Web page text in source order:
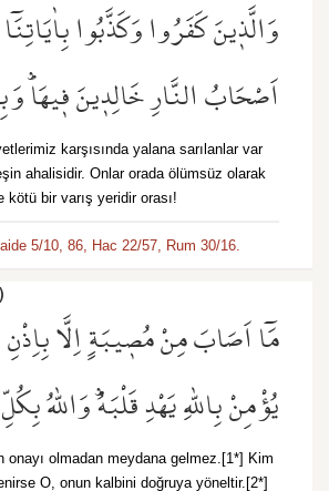
وَالَّذ۪ينَ كَفَرُوا وَكَذَّبُوا
اَصْحَابُ النَّارِ خَالِد۪ينَ ف۪يهَاۜ
karşısında yalana sarılanlar var
ahalisidir. Onlar orada ölümsüz olarak
kötü bir varış yeridir orası!
5/10, 86, Hac 22/57, Rum 30/16.
مَٓا اَصَابَ مِنْ مُص۪يبَةٍ اِلَّا بِاِذْنِ
يُؤْمِنْ بِاللّٰهِ يَهْدِ قَلْبَهُۜ وَاللّٰهُ
onayı olmadan meydana gelmez.[1*] Kim
O, onun kalbini doğruya yöneltir.[2*]